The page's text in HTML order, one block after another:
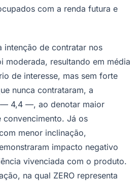
com a renda futura e
intenção de contratar nos
moderada, resultando em média
de interesse, mas sem forte
nunca contrataram, a
4,4 —, ao denotar maior
convencimento. Já os
menor inclinação,
impacto negativo
vivenciada com o produto.
na qual ZERO representa